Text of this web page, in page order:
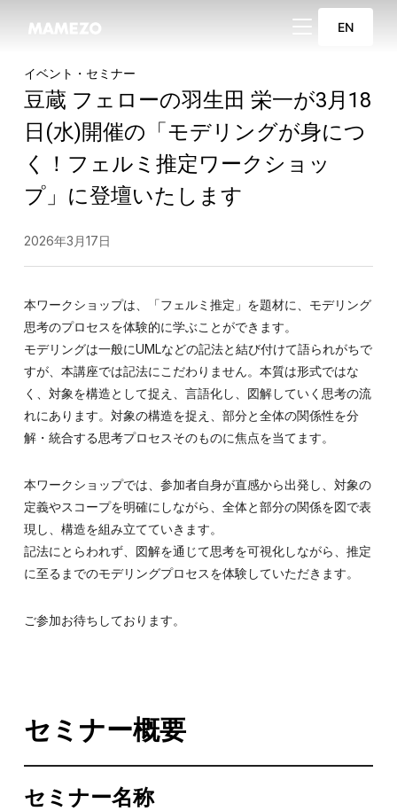
サイドバーとナビ
EN
イベント・セミナー
豆蔵 フェローの羽生田 栄一が3月18
日(水)開催の「モデリングが身につ
く！フェルミ推定ワークショッ
プ」に登壇いたします
2026年3月17日
本ワークショップは、「フェルミ推定」を題材に、モデリング
思考のプロセスを体験的に学ぶことができます。
モデリングは一般にUMLなどの記法と結び付けて語られがちで
すが、本講座では記法にこだわりません。本質は形式ではな
く、対象を構造として捉え、言語化し、図解していく思考の流
れにあります。対象の構造を捉え、部分と全体の関係性を分
解・統合する思考プロセスそのものに焦点を当てます。
本ワークショップでは、参加者自身が直感から出発し、対象の
定義やスコープを明確にしながら、全体と部分の関係を図で表
現し、構造を組み立てていきます。
記法にとらわれず、図解を通じて思考を可視化しながら、推定
に至るまでのモデリングプロセスを体験していただきます。
ご参加お待ちしております。
セミナー概要
セミナー名称